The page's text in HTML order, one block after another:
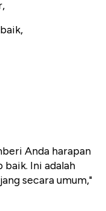
Anda harapan
baik. Ini adalah
secara umum,"